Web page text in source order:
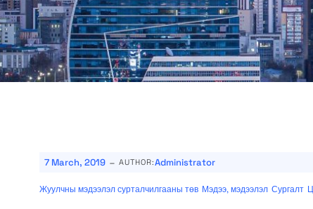
7 March, 2019 - AUTHOR:Administrator
Жуулчны мэдээлэл сурталчилгааны төв Мэдээ, мэдээлэл Сургалт